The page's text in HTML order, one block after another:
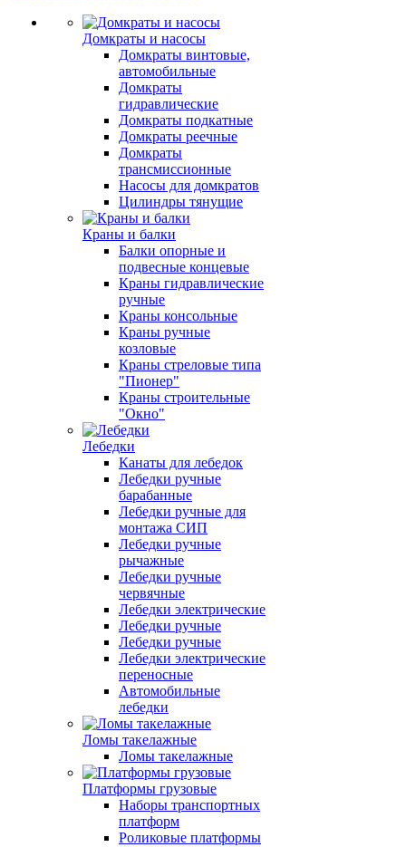
Домкраты и насосы
Домкраты винтовые,
автомобильные
Домкраты
гидравлические
Домкраты подкатные
Домкраты реечные
Домкраты
трансмиссионные
Насосы для домкратов
Цилиндры тянущие
Краны и балки
Балки опорные и
подвесные концевые
Краны гидравлические
ручные
Краны консольные
Краны ручные
козловые
Краны стреловые типа
"Пионер"
Краны строительные
"Окно"
Лебедки
Канаты для лебедок
Лебедки ручные
барабанные
Лебедки ручные для
монтажа СИП
Лебедки ручные
рычажные
Лебедки ручные
червячные
Лебедки электрические
Лебедки ручные
Лебедки ручные
Лебедки электрические
переносные
Автомобильные
лебедки
Ломы такелажные
Ломы такелажные
Платформы грузовые
Наборы транспортных
платформ
Роликовые платформы